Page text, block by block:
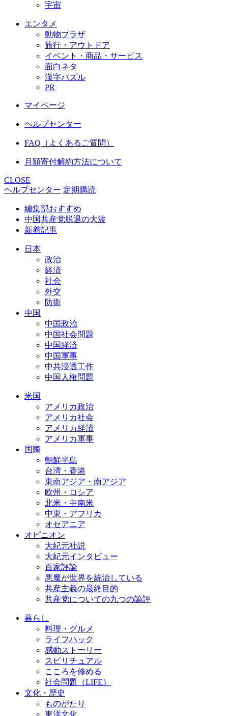
宇宙
エンタメ
動物プラザ
旅行・アウトドア
イベント・商品・サービス
面白ネタ
漢字パズル
PR
マイページ
ヘルプセンター
FAQ（よくあるご質問）
月額寄付解約方法について
CLOSE
ヘルプセンター 定期購読
編集部おすすめ
中国共産党脱退の大波
新着記事
日本
政治
経済
社会
外交
防衛
中国
中国政治
中国社会問題
中国経済
中国軍事
中共浸透工作
中国人権問題
米国
アメリカ政治
アメリカ社会
アメリカ経済
アメリカ軍事
国際
朝鮮半島
台湾・香港
東南アジア・南アジア
欧州・ロシア
北米・中南米
中東・アフリカ
オセアニア
オピニオン
大紀元社説
大紀元インタビュー
百家評論
悪魔が世界を統治している
共産主義の最終目的
共産党についての九つの論評
暮らし
料理・グルメ
ライフハック
感動ストーリー
スピリチュアル
こころを修める
社会問題（LIFE）
文化・歴史
ものがたり